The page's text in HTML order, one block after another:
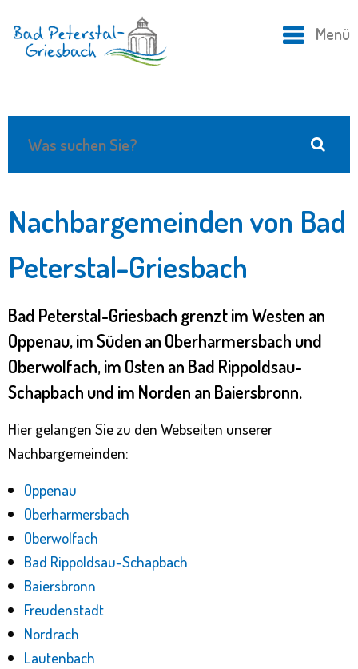
Menü
Nachbargemeinden von Bad
Peterstal-Griesbach
Bad Peterstal-Griesbach grenzt im Westen an
Oppenau, im Süden an Oberharmersbach und
Oberwolfach, im Osten an Bad Rippoldsau-
Schapbach und im Norden an Baiersbronn.
Hier gelangen Sie zu den Webseiten unserer
Nachbargemeinden:
Oppenau
Oberharmersbach
Oberwolfach
Bad Rippoldsau-Schapbach
Baiersbronn
Freudenstadt
Nordrach
Lautenbach